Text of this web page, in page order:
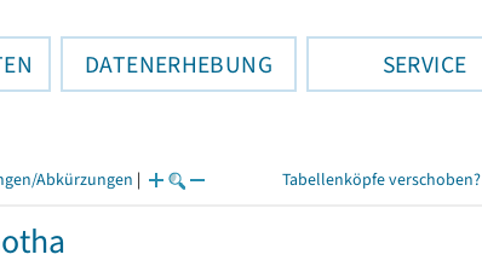
DATENERHEBUNG SERVICE
Abkürzungen | Tabellenköpfe verschoben?